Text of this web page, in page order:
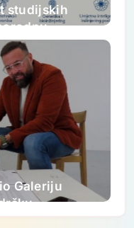
studijskih
Galeriju